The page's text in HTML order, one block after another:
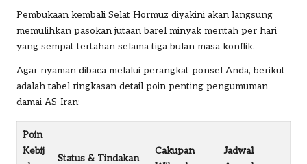
Pembukaan kembali Selat Hormuz diyakini akan langsung
memulihkan pasokan jutaan barel minyak mentah per hari
yang sempat tertahan selama tiga bulan masa konflik.
Agar nyaman dibaca melalui perangkat ponsel Anda, berikut
adalah tabel ringkasan detail poin penting pengumuman
damai AS-Iran:
Poin
Kebij
Status & Tindakan
Cakupan
Jadwal